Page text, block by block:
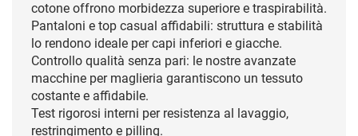
cotone offrono morbidezza superiore e traspirabilità.
Pantaloni e top casual affidabili: struttura e stabilità
lo rendono ideale per capi inferiori e giacche.
Controllo qualità senza pari: le nostre avanzate
macchine per maglieria garantiscono un tessuto
costante e affidabile.
Test rigorosi interni per resistenza al lavaggio,
restringimento e pilling.